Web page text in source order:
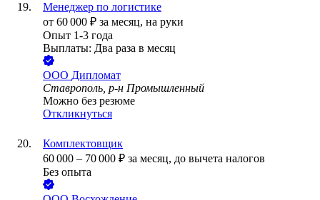
Менеджер по логистике
от 60 000 ₽ за месяц, на руки
Опыт 1-3 года
Выплаты: Два раза в месяц
ООО Дипломат
Ставрополь, р-н Промышленный
Можно без резюме
Откликнуться
Комплектовщик
60 000 – 70 000 ₽ за месяц, до вычета налогов
Без опыта